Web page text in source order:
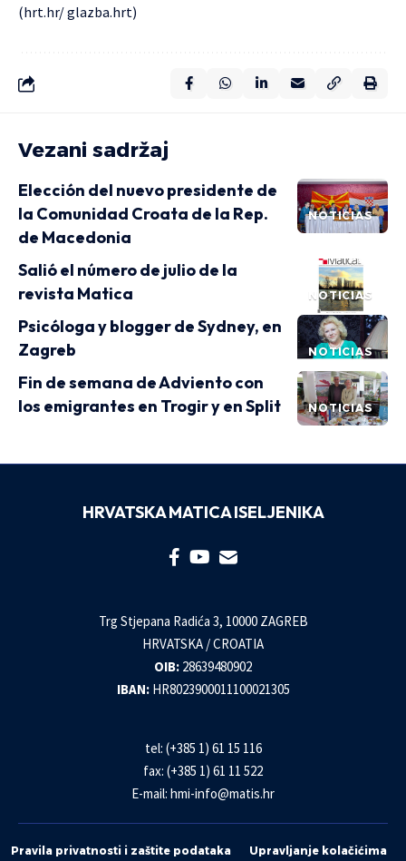
(hrt.hr/glazba.hrt)
Vezani sadržaj
NOTICIAS
Elección del nuevo presidente de
la Comunidad Croata de la Rep.
de Macedonia
NOTICIAS
Salió el número de julio de la
revista Matica
NOTICIAS
Psicóloga y blogger de Sydney, en
Zagreb
NOTICIAS
Fin de semana de Adviento con
los emigrantes en Trogir y en Split
HRVATSKA MATICA ISELJENIKA
Trg Stjepana Radića 3, 10000 ZAGREB
HRVATSKA / CROATIA
OIB: 28639480902
IBAN: HR8023900011100021305
tel: (+385 1) 61 15 116
fax: (+385 1) 61 11 522
E-mail: hmi-info@matis.hr
Pravila privatnosti i zaštite podataka Upravljanje kolačićima